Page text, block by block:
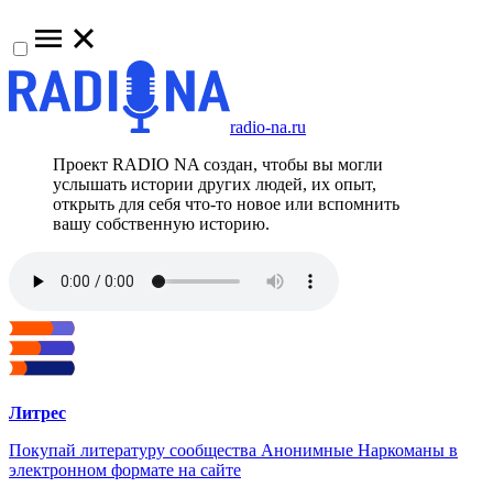
radio-na.ru
Проект RADIO NA создан, чтобы вы могли
услышать истории других людей, их опыт,
открыть для себя что-то новое или вспомнить
вашу собственную историю.
Литрес
Покупай литературу сообщества Анонимные Наркоманы в
электронном формате на сайте